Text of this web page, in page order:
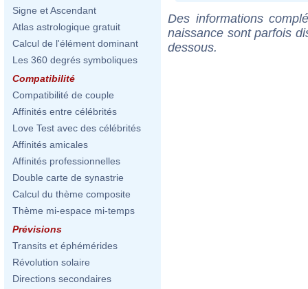
Signe et Ascendant
Atlas astrologique gratuit
Calcul de l'élément dominant
Les 360 degrés symboliques
Compatibilité
Compatibilité de couple
Affinités entre célébrités
Love Test avec des célébrités
Affinités amicales
Affinités professionnelles
Double carte de synastrie
Calcul du thème composite
Thème mi-espace mi-temps
Prévisions
Transits et éphémérides
Révolution solaire
Directions secondaires
Des informations
naissance sont parfois
dessous.